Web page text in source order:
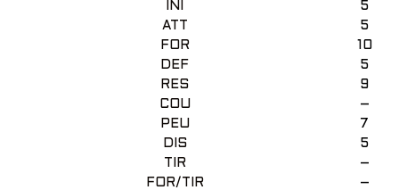
INI
ATT
FOR
DEF
RES
COU
PEU
DIS
TIR
FOR/TIR
5
5
10
5
9
–
7
5
–
–